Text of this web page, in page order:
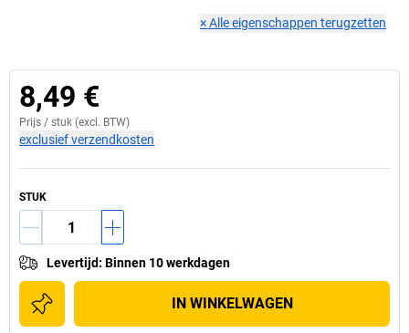
×Alle eigenschappen terugzetten
8,49 €
Prijs / stuk (excl. BTW)
exclusief verzendkosten
STUK
Levertijd: Binnen 10 werkdagen
IN WINKELWAGEN